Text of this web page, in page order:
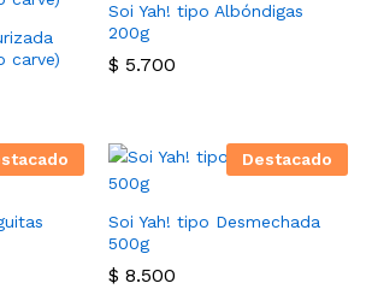
carve)
Soi Yah! tipo Albóndigas
200g
$ 5.700
Destacado
Soi Yah! tipo Desmechada
500g
$ 8.500